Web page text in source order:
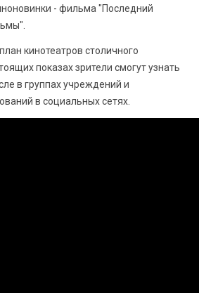
- фильма "Последний
кинотеатров столичного
показах зрители смогут узнать
в группах учреждений и
в социальных сетях.